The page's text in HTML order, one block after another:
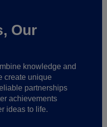
Our
knowledge and
create unique
partnerships
achievements
ideas to life.